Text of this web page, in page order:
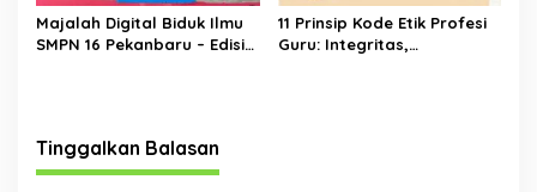
Majalah Digital Biduk Ilmu
SMPN 16 Pekanbaru – Edisi
11 Prinsip Kode Etik Profesi
Guru: Integritas,
Tinggalkan Balasan